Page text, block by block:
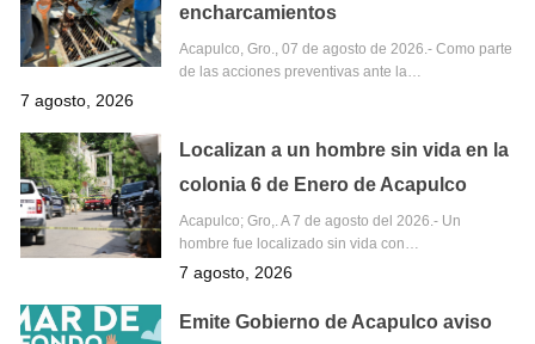
encharcamientos
Acapulco, Gro., 07 de agosto de 2026.- Como parte
de las acciones preventivas ante la…
7 agosto, 2026
Localizan a un hombre sin vida en la
colonia 6 de Enero de Acapulco
Acapulco; Gro,. A 7 de agosto del 2026.- Un
hombre fue localizado sin vida con…
7 agosto, 2026
Emite Gobierno de Acapulco aviso